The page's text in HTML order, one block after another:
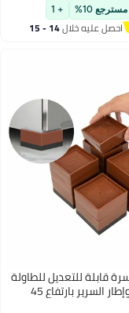
تحت السرير وحاجة
غرف النوم – تدعم حتى
10%
+ 1
احصل عليه خلال 14 - 15
قابلة للتعديل للطاولة
والأريكة وإطار السرير بارتفاع 45
قوية (طقم من 4)